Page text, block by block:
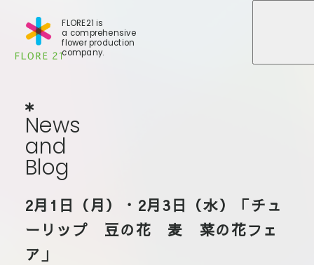
FLORE21 is
a comprehensive
flower production
company.
News
News
and
and
Blog
Blog
2月1日（月）・2月3日（水）「チュ
ーリップ 豆の花 麦 菜の花フェ
ア」
世田谷店
BLOG
事業紹介
会社概要